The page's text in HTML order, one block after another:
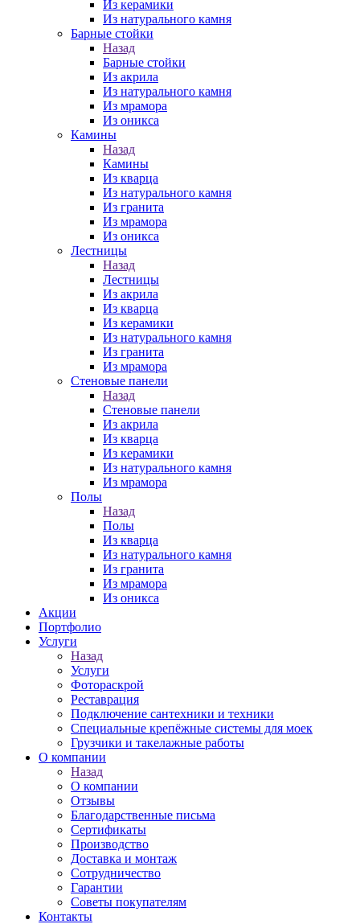
Из керамики
Из натурального камня
Барные стойки
Назад
Барные стойки
Из акрила
Из натурального камня
Из мрамора
Из оникса
Камины
Назад
Камины
Из кварца
Из натурального камня
Из гранита
Из мрамора
Из оникса
Лестницы
Назад
Лестницы
Из акрила
Из кварца
Из керамики
Из натурального камня
Из гранита
Из мрамора
Стеновые панели
Назад
Стеновые панели
Из акрила
Из кварца
Из керамики
Из натурального камня
Из мрамора
Полы
Назад
Полы
Из кварца
Из натурального камня
Из гранита
Из мрамора
Из оникса
Акции
Портфолио
Услуги
Назад
Услуги
Фотораскрой
Реставрация
Подключение сантехники и техники
Специальные крепёжные системы для моек
Грузчики и такелажные работы
О компании
Назад
О компании
Отзывы
Благодарственные письма
Сертификаты
Производство
Доставка и монтаж
Сотрудничество
Гарантии
Советы покупателям
Контакты